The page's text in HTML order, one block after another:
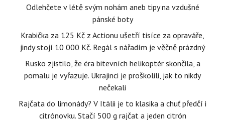
Odlehčete v létě svým nohám aneb tipy na vzdušné
pánské boty
Krabička za 125 Kč z Actionu ušetří tisíce za opraváře,
jindy stojí 10 000 Kč. Regál s nářadím je věčně prázdný
Rusko zjistilo, že éra bitevních helikoptér skončila, a
pomalu je vyřazuje. Ukrajinci je proškolili, jak to nikdy
nečekali
Rajčata do limonády? V Itálii je to klasika a chuť předčí i
citrónovku. Stačí 500 g rajčat a jeden citrón